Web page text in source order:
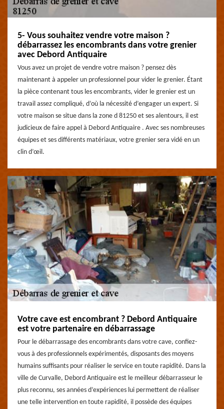
5- Vous souhaitez vendre votre maison ?
débarrassez les encombrants dans votre grenier
avec Debord Antiquaire
Vous avez un projet de vendre votre maison ? pensez dès
maintenant à appeler un professionnel pour vider le grenier. Étant
la pièce contenant tous les encombrants, vider le grenier est un
travail assez compliqué, d’où la nécessité d’engager un expert. Si
votre maison se situe dans la zone d 81250 et ses alentours, il est
judicieux de faire appel à Debord Antiquaire . Avec ses nombreuses
équipes et ses différents matériaux, votre grenier sera vidé en un
clin d’œil.
Votre cave est encombrant ? Debord Antiquaire
est votre partenaire en débarrassage
Pour le débarrassage des encombrants dans votre cave, confiez-
vous à des professionnels expérimentés, disposants des moyens
humains suffisants pour réaliser le service en toute rapidité. Dans la
ville de Curvalle, Debord Antiquaire est le meilleur débarrasseur le
plus reconnu, ses années d’expériences lui permettent de réaliser
une telle intervention en toute rapidité, il possède des équipes